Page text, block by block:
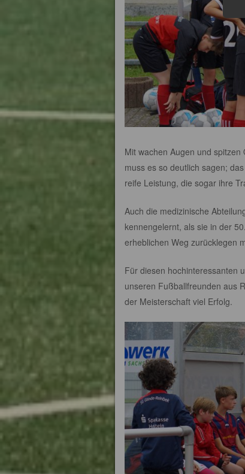
Mit wachen Augen und
muss es so deutlich sagen;
reife Leistung, die sogar ihre
Auch die medizinische
kennengelernt, als sie in der
erheblichen Weg zurücklegen
Für diesen hochinteressanten
unseren Fußballfreunden aus
der Meisterschaft viel Erfolg.